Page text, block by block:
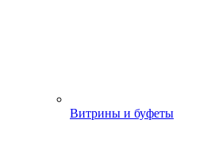
Витрины и буфеты